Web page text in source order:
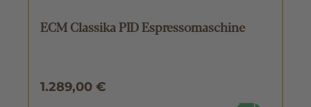
ECM Classika PID Espressomaschine
1.289,00 €